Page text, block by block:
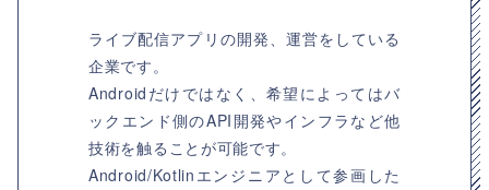
ライブ配信アプリの開発、運営をしている
企業です。
Androidだけではなく、希望によってはバ
ックエンド側のAPI開発やインフラなど他
技術を触ることが可能です。
Android/Kotlinエンジニアとして参画した